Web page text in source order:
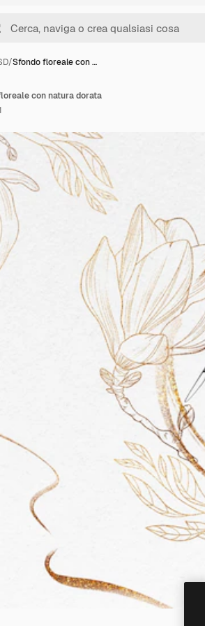
/Sfondo floreale con …
con natura dorata